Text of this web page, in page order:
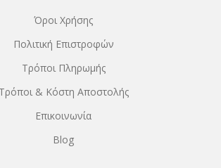
Όροι Χρήσης
Πολιτική Επιστροφών
Τρόποι Πληρωμής
Τρόποι & Κόστη Αποστολής
Επικοινωνία
Blog